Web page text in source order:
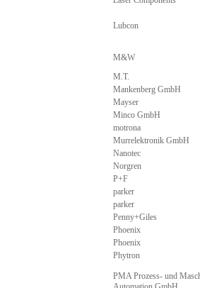
Lubcon
M&W
M.T.
Mankenberg GmbH
Mayser
Minco GmbH
motrona
Murrelektronik GmbH
Nanotec
Norgren
P+F
parker
parker
Penny+Giles
Phoenix
Phoenix
Phytron
PMA Prozess- und